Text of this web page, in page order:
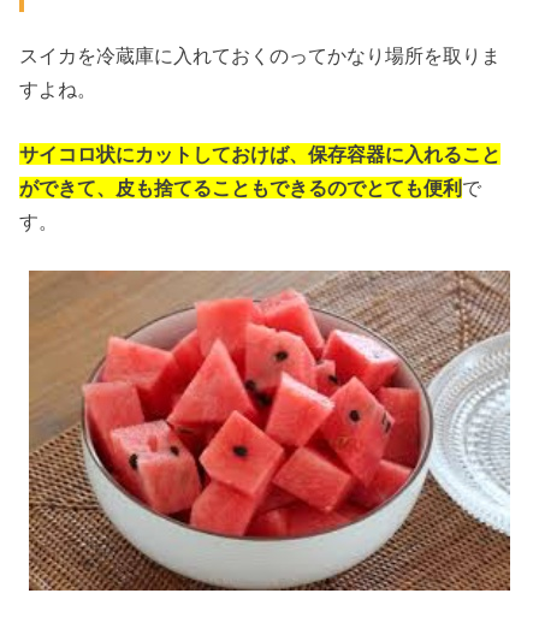
スイカを冷蔵庫に入れておくのってかなり場所を取りま
すよね。
サイコロ状にカットしておけば、保存容器に入れること
ができて、皮も捨てることもできるのでとても便利 で
す。